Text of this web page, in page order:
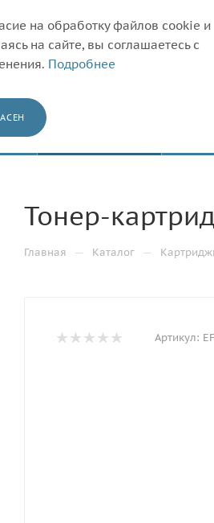
Корпоративным
Тонер-
Главная — Каталог —
Артикул:
на обработку файлов cookie и
на сайте, вы соглашаетесь с
Подробнее